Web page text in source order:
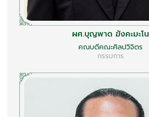
ผศ.บุญพาด ฆังคะมะโน
คณบดีคณะศิลปวิจิตร
กรรมการ